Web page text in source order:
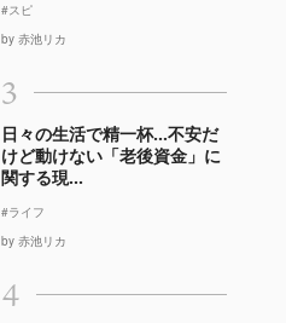
#スピ
by 赤池リカ
3
日々の生活で精一杯…不安だ
けど動けない「老後資金」に
関する現...
#ライフ
by 赤池リカ
4